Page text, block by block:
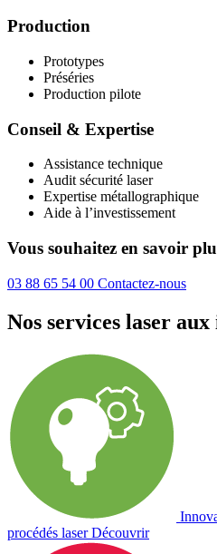
Production
Prototypes
Préséries
Production pilote
Conseil & Expertise
Assistance technique
Audit sécurité laser
Expertise métallographique
Aide à l’investissement
Vous souhaitez en savoir
03 88 65 54 00 Contactez-nous
Nos services laser
procédés laser Découvrir